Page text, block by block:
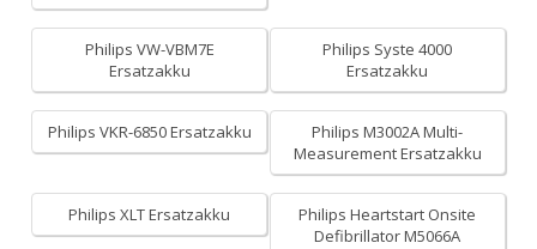
Philips VW-VBM7E
Ersatzakku
Philips Syste 4000
Ersatzakku
Philips VKR-6850 Ersatzakku
Philips M3002A Multi-
Measurement Ersatzakku
Philips XLT Ersatzakku
Philips Heartstart Onsite
Defibrillator M5066A